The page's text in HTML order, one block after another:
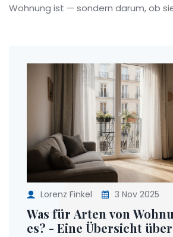
Wohnung ist — sondern darum, ob
Lorenz Finkel 3 Nov 2025
Was für Arten von
es? - Eine Übersicht über